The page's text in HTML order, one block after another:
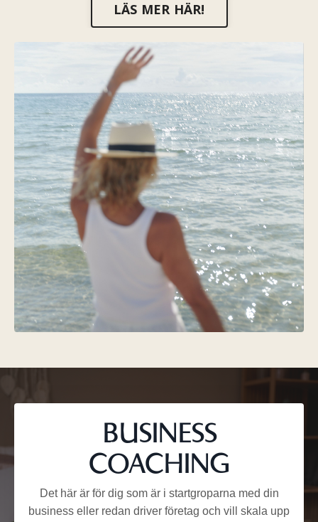
LÄS MER HÄR!
BUSINESS
COACHING
Det här är för dig som är i startgroparna med din
business eller redan driver företag och vill skala upp